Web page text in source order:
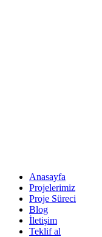
Anasayfa
Projelerimiz
Proje Süreci
Blog
İletişim
Teklif al